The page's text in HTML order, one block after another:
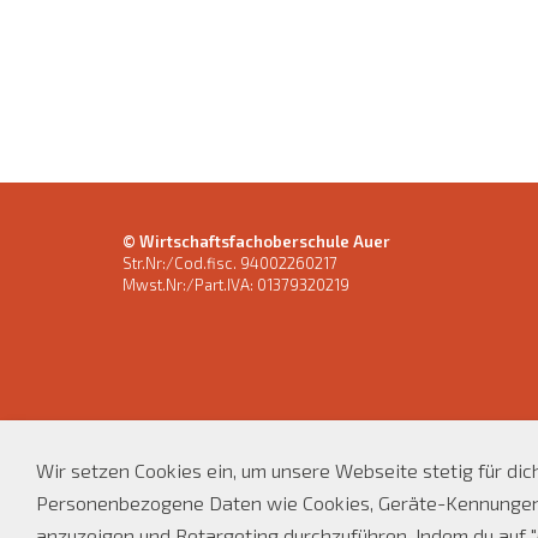
© Wirtschaftsfachoberschule Auer
Str.Nr:/Cod.fisc. 94002260217
Mwst.Nr:/Part.IVA: 01379320219
Wir setzen Cookies ein, um unsere Webseite stetig für
Personenbezogene Daten wie Cookies, Geräte-